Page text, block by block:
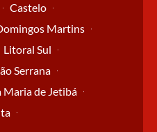
Castelo
Martins
Litoral Sul
Serrana
Maria de Jetibá